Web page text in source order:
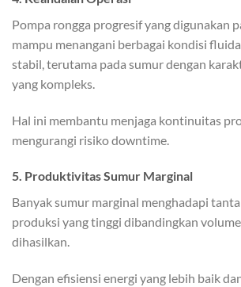
Pompa rongga progresif yang digunakan
mampu menangani berbagai kondisi
stabil, terutama pada sumur dengan
yang kompleks.
Hal ini membantu menjaga kontinuitas
mengurangi risiko downtime.
5. Produktivitas Sumur Marginal
Banyak sumur marginal menghadapi
produksi yang tinggi dibandingkan
dihasilkan.
Dengan efisiensi energi yang lebih baik